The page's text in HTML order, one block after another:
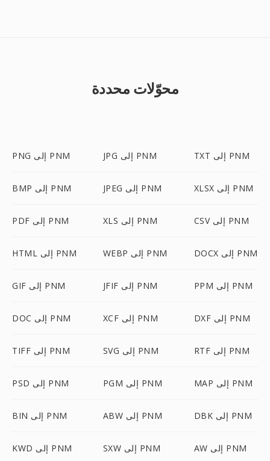
محوّلات محددة
PNG إلى PNM JPG إلى PNM TXT إلى PNM
BMP إلى PNM JPEG إلى PNM XLSX إلى PNM
PDF إلى PNM XLS إلى PNM CSV إلى PNM
HTML إلى PNM WEBP إلى PNM DOCX إلى PNM
GIF إلى PNM JFIF إلى PNM PPM إلى PNM
DOC إلى PNM XCF إلى PNM DXF إلى PNM
TIFF إلى PNM SVG إلى PNM RTF إلى PNM
PSD إلى PNM PGM إلى PNM MAP إلى PNM
BIN إلى PNM ABW إلى PNM DBK إلى PNM
KWD إلى PNM SXW إلى PNM AW إلى PNM